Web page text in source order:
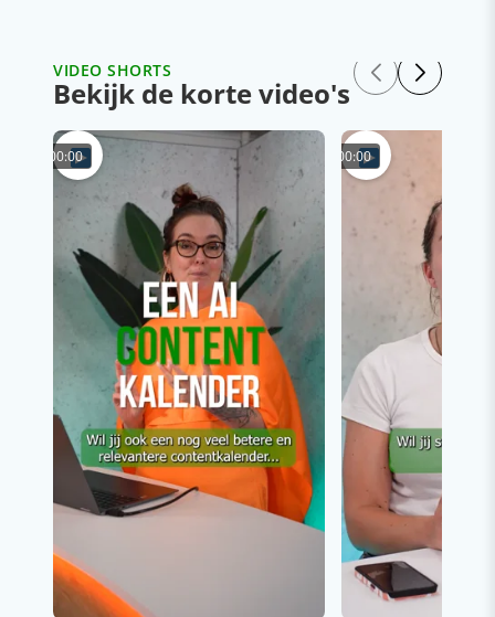
VIDEO SHORTS
Bekijk de korte video's
00:00 00:00